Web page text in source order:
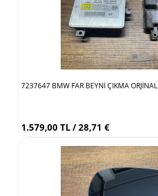
7237647 BMW FAR BEYNİ ÇIKMA ORJİNAL
1.579,00 TL / 28,71 €